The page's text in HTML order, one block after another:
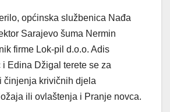
općinska službenica Nađa
Sarajevo šuma Nermin
firme Lok-pil d.o.o. Adis
i Edina Džigal terete se za
činjenja krivičnih djela
ili ovlaštenja i Pranje novca.